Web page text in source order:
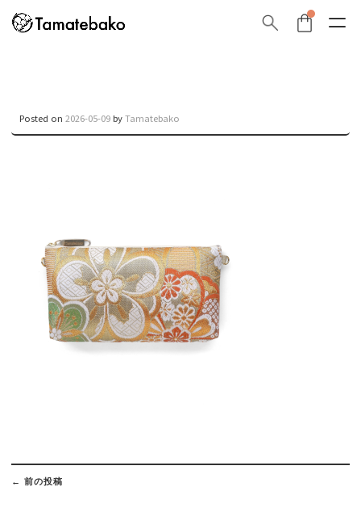
Posted on 2026-05-09 byTamatebako
Post
navigation
← 前の投稿